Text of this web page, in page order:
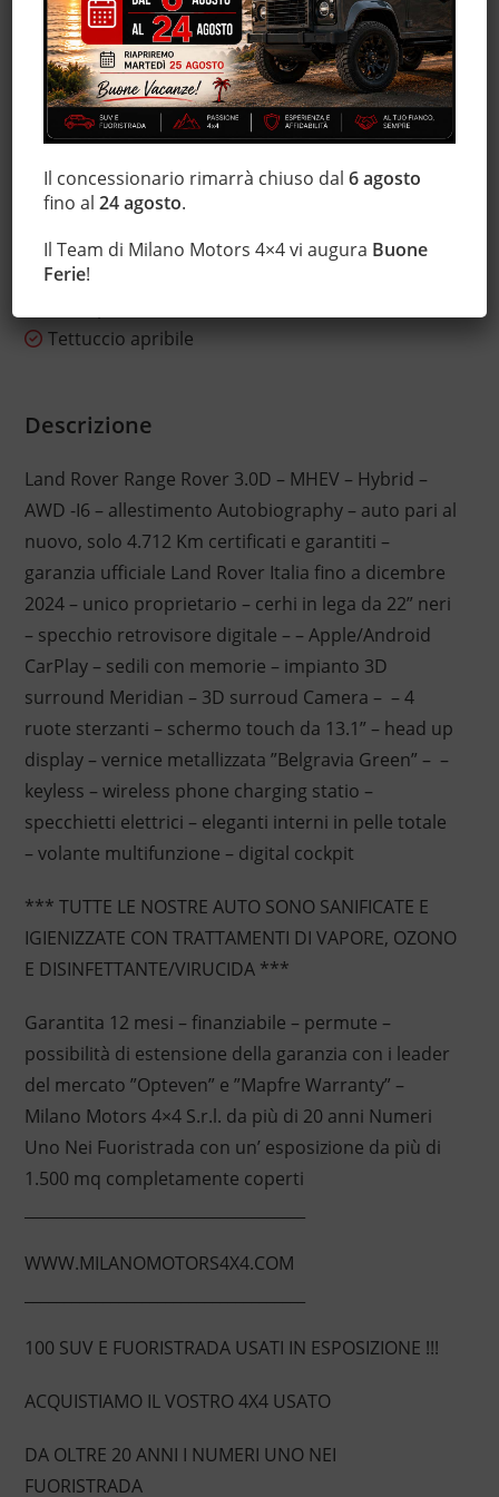
Interni in pelle
Regolazione elettrica sedili
Sensore di luce
Sensore di pioggia
Sensori di parcheggio posteriori
Servosterzo
Sospensioni pneumatiche
Specchietti laterali elettrici
Telecamera per parcheggio assistito
Tettuccio apribile
Descrizione
Land Rover Range Rover 3.0D – MHEV – Hybrid –
AWD -I6 – allestimento Autobiography – auto pari al
nuovo, solo 4.712 Km certificati e garantiti –
garanzia ufficiale Land Rover Italia fino a dicembre
2024 – unico proprietario – cerhi in lega da 22” neri
– specchio retrovisore digitale – – Apple/Android
CarPlay – sedili con memorie – impianto 3D
surround Meridian – 3D surroud Camera – – 4
ruote sterzanti – schermo touch da 13.1” – head up
display – vernice metallizzata ”Belgravia Green” – –
keyless – wireless phone charging statio –
specchietti elettrici – eleganti interni in pelle totale
– volante multifunzione – digital cockpit
*** TUTTE LE NOSTRE AUTO SONO SANIFICATE E
IGIENIZZATE CON TRATTAMENTI DI VAPORE, OZONO
E DISINFETTANTE/VIRUCIDA ***
Garantita 12 mesi – finanziabile – permute –
possibilità di estensione della garanzia con i leader
del mercato ”Opteven” e ”Mapfre Warranty” –
Milano Motors 4×4 S.r.l. da più di 20 anni Numeri
Uno Nei Fuoristrada con un’ esposizione da più di
1.500 mq completamente coperti
WWW.MILANOMOTORS4X4.COM
100 SUV E FUORISTRADA USATI IN ESPOSIZIONE !!!
ACQUISTIAMO IL VOSTRO 4X4 USATO
DA OLTRE 20 ANNI I NUMERI UNO NEI
FUORISTRADA
Il concessionario rimarrà chiuso dal6 agosto
fino al24 agosto.
Il Team di Milano Motors 4×4 vi augura Buone
Ferie!